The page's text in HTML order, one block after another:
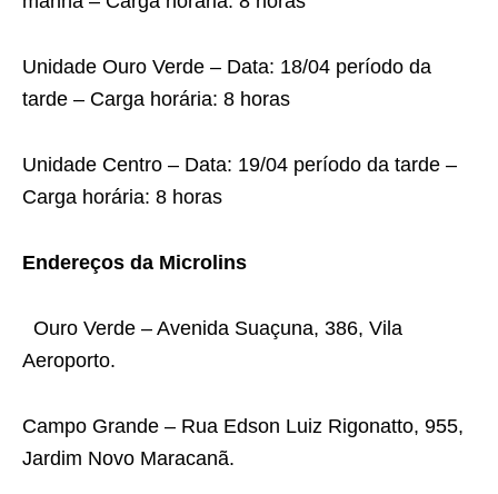
Unidade Ouro Verde – Data: 18/04 período da
tarde – Carga horária: 8 horas
Unidade Centro – Data: 19/04 período da tarde –
Carga horária: 8 horas
Endereços da Microlins
Ouro Verde – Avenida Suaçuna, 386, Vila
Aeroporto.
Campo Grande – Rua Edson Luiz Rigonatto, 955,
Jardim Novo Maracanã.